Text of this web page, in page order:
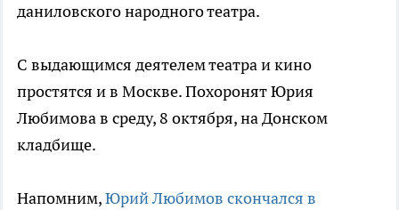
даниловского народного театра.
С выдающимся деятелем театра и кино
простятся и в Москве. Похоронят Юрия
Любимова в среду, 8 октября, на Донском
кладбище.
Напомним,Юрий Любимов скончался в